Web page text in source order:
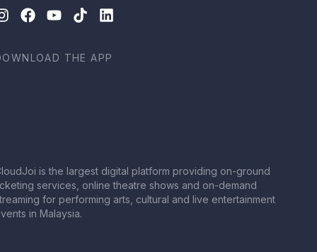
THE APP
is the largest digital platform providing on-ground
services, online theatre shows and on-demand
for performing arts, cultural and live entertainment
in Malaysia.